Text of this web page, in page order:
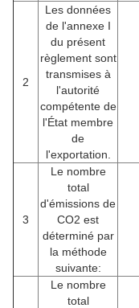
2
Les données
de l'annexe I
du présent
règlement sont
transmises à
l'autorité
compétente de
l'État membre
de
l'exportation.
3
Le nombre
total
d'émissions de
CO2 est
déterminé par
la méthode
suivante:
Le nombre
total